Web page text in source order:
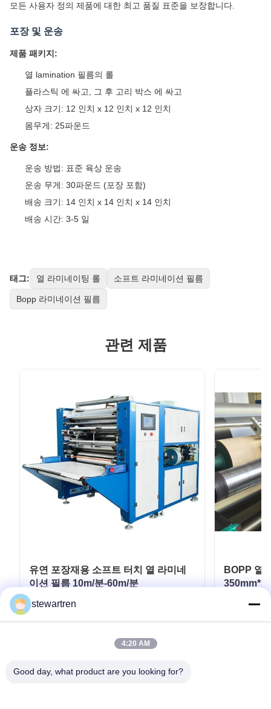
모든 사용자 정의 제품에 대한 최고 품질 표준을 보장합니다.
포장 및 운송
제품 패키지:
열 lamination 필름의 롤
플라스틱 에 싸고, 그 후 고리 박스 에 싸고
상자 크기: 12 인치 x 12 인치 x 12 인치
몸무게: 25파운드
운송 정보:
운송 방법: 표준 육상 운송
운송 무게: 30파운드 (포장 포함)
배송 크기: 14 인치 x 14 인치 x 14 인치
배송 시간: 3-5 일
태그: 열 라미네이팅 롤 소프트 라미네이션 필름
Bopp 라미네이션 필름
관련 제품
유연 포장재용 소프트 터치 열 라미네
이션 필름 10m/분-60m/분
BOPP 열
stewartren
4:20 AM
Good day, what product are you looking for?